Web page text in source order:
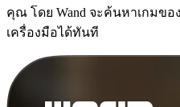
คุณ โดย Wand จะค้นหาเกมข
เครื่องมือได้ทันที